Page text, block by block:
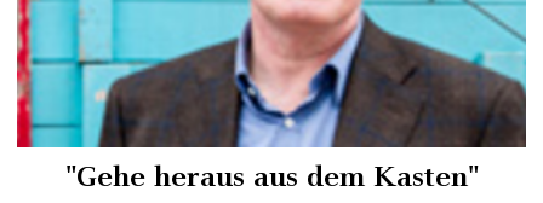
"Gehe heraus aus dem Kasten"